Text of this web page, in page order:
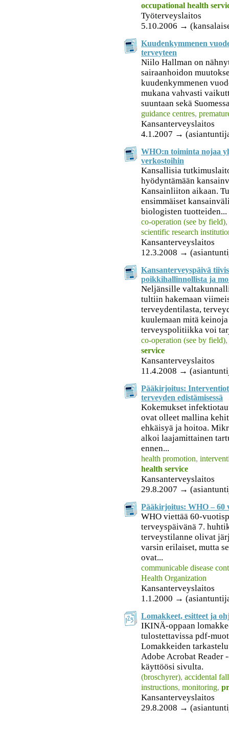
occupational health
Työterveyslaitos
5.10.2006 →
Kuudenkymmenen
terveyteen
Niilo Hallman on
sairaanhoidon
kuudenkymmenen
mukana vahvasti
suuntaan sekä
guidance centres,
Kansanterveyslaitos
4.1.2007 →
WHO:n toiminta nojaa
verkostoihin
Kansallisia
hyödyntämään
Kansainliiton aikaan.
ensimmäiset
biologisten tuotteiden...
co-operation (see by field),
scientific research
Kansanterveyslaitos
12.3.2008 →
Kansanterveyspäivä
poikkihallinnollista ja
Neljänsille
tultiin hakemaan
terveydentilasta,
kuulemaan mitä
terveyspolitiikka voi
co-operation (see by field),
service
Kansanterveyslaitos
11.4.2008 →
Pääkirjoitus:
terveyden edistämisessä
Kokemukset
ovat olleet mallina
ehkäisyä ja hoitoa.
alkoi laajamittainen
ennen...
health promotion,
health service
Kansanterveyslaitos
29.8.2007 →
Pääkirjoitus: WHO – 60
WHO viettää 60-
terveyspäivänä 7.
terveystilanne olivat
varsin erilaiset, mutta
ovat...
communicable disease
Health Organization
Kansanterveyslaitos
1.1.2000 →
Lomakkeet, esitteet ja
IKINÄ-oppaan
tulostettavissa pdf-
Lomakkeiden
Adobe Acrobat Reader
käyttöösi sivulta.
(broschyrer), accidental
instructions, monitoring,
Kansanterveyslaitos
29.8.2008 →